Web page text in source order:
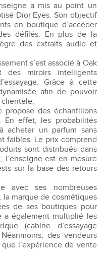
a mis au point un
Dior Eyes. Son objectif
en boutique d’accéder
défilés. En plus de la
des extraits audio et
s’est associé à Oak
miroirs intelligents
Grâce à cette
afin de pouvoir
des échantillons
En effet, les probabilités
acheter un parfum sans
faibles. Le prix comprend
sont distribués dans
est en mesure
sur la base des retours
avec ses nombreuses
la marque de cosmétiques
de ses boutiques pour
a également multiplié les
(cabine d’essayage
des vendeurs
l’expérience de vente